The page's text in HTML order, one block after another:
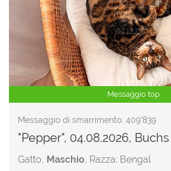
Messaggio top
Messaggio di smarrimento: 409'839
"Pepper", 04.08.2026, Buchs
Gatto, Maschio, Razza: Bengal